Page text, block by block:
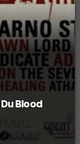
Blood